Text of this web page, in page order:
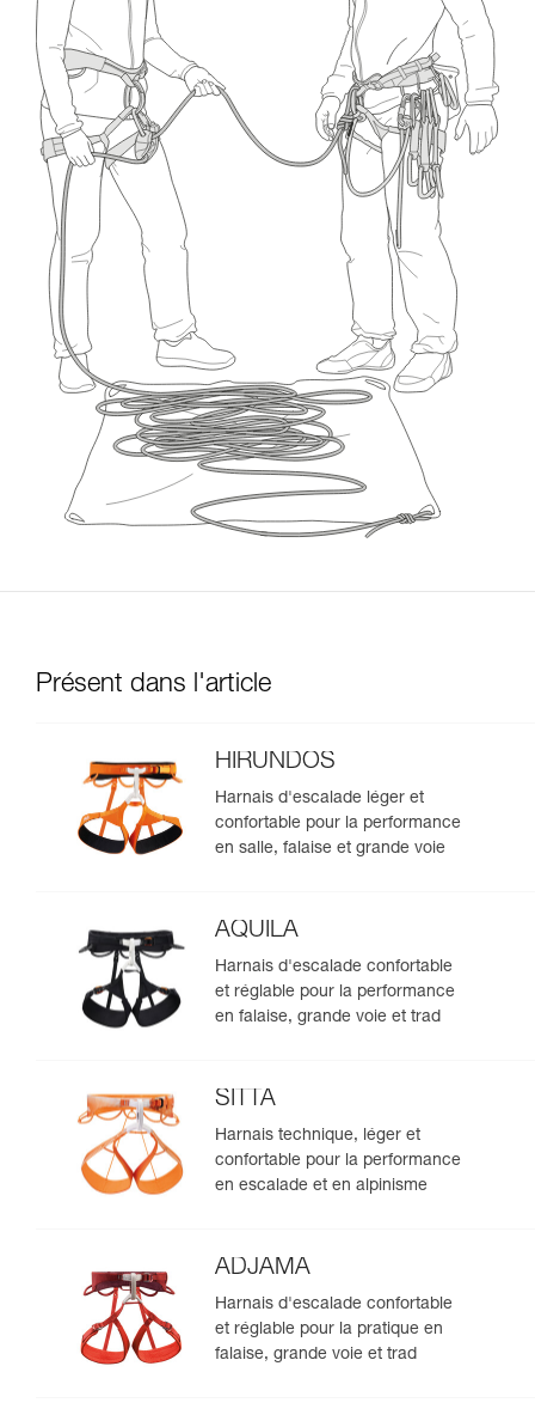
Présent dans l'article
HIRUNDOS
Harnais d'escalade léger et
confortable pour la performance
en salle, falaise et grande voie
AQUILA
Harnais d'escalade confortable
et réglable pour la performance
en falaise, grande voie et trad
SITTA
Harnais technique, léger et
confortable pour la performance
en escalade et en alpinisme
ADJAMA
Harnais d'escalade confortable
et réglable pour la pratique en
falaise, grande voie et trad